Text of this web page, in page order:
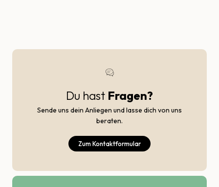
Du hast Fragen?
Sende uns dein Anliegen und lasse dich von uns
beraten.
Zum Kontaktformular